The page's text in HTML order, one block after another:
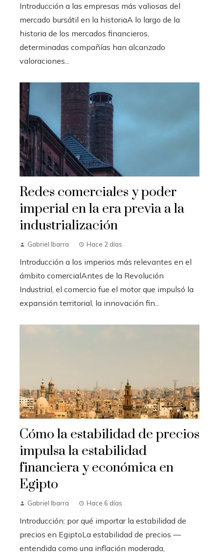
Introducción a las empresas más valiosas del
mercado bursátil en la historiaA lo largo de la
historia de los mercados financieros,
determinadas compañías han alcanzado
valoraciones...
Redes comerciales y poder
imperial en la era previa a la
industrialización
Gabriel Ibarra Hace 2 días
Introducción a los imperios más relevantes en el
ámbito comercialAntes de la Revolución
Industrial, el comercio fue el motor que impulsó la
expansión territorial, la innovación fin...
Cómo la estabilidad de precios
impulsa la estabilidad
financiera y económica en
Egipto
Gabriel Ibarra Hace 6 días
Introducción: por qué importar la estabilidad de
precios en EgiptoLa estabilidad de precios —
entendida como una inflación moderada,